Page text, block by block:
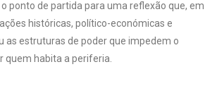
ponto de partida para uma reflexão que, em
históricas, político-económicas e
as estruturas de poder que impedem o
quem habita a periferia.